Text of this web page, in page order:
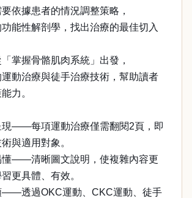
依據患者的情況調整策略，
能性解剖學，找出治療的最佳切入
掌握骨骼肌肉系統」出發，
動治療與徒手治療技術，幫助讀者
力。
——每項運動治療僅需翻閱2頁，即
與適用對象。
——清晰圖文說明，使複雜內容更
更具體、有效。
透過OKC運動、CKC運動、徒手